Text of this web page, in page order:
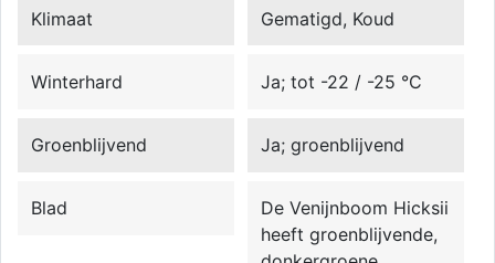
Klimaat Gematigd, Koud
Winterhard Ja; tot -22 / -25 °C
Groenblijvend Ja; groenblijvend
Blad
De Venijnboom Hicksii
heeft groenblijvende,